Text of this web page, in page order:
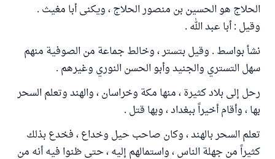
الحلاج هو الحسين بن منصور الحلاج ، ويكنى أبا مغيث .
وقيل : أبا عبد الله .
نشأ بواسط . وقيل بتستر ، وخالط جماعة من الصوفية منهم
سهل التستري والجنيد وأبو الحسن النوري وغيرهم .
رحل إلى بلاد كثيرة ، منها مكة وخراسان ، والهند وتعلم السحر
بها ، وأقام أخيراً ببغداد ، وبها قتل .
تعلم السحر بالهند ، وكان صاحب حيل وخداع ، فخدع بذلك
كثيراً من جهلة الناس ، واستمالهم إليه ، حتى ظنوا فيه أنه من